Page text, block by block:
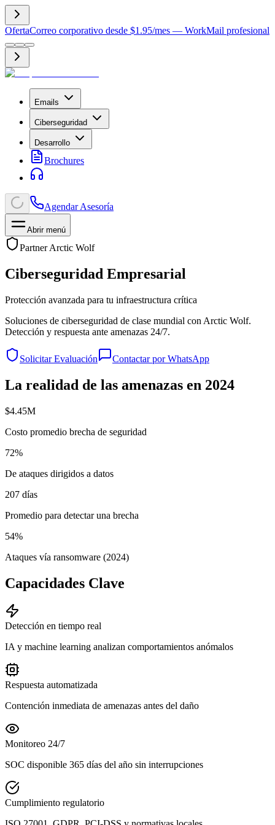
OfertaCorreo corporativo desde $1.95/mes — WorkMail profesional
Emails
Ciberseguridad
Desarrollo
Brochures
Agendar Asesoría
Abrir menú
Partner Arctic Wolf
Ciberseguridad Empresarial
Protección avanzada para tu infraestructura crítica
Soluciones de ciberseguridad de clase mundial con Arctic Wolf.
Detección y respuesta ante amenazas 24/7.
Solicitar Evaluación Contactar por WhatsApp
La realidad de las amenazas en 2024
$4.45M
Costo promedio brecha de seguridad
72%
De ataques dirigidos a datos
207 días
Promedio para detectar una brecha
54%
Ataques vía ransomware (2024)
Capacidades Clave
Detección en tiempo real
IA y machine learning analizan comportamientos anómalos
Respuesta automatizada
Contención inmediata de amenazas antes del daño
Monitoreo 24/7
SOC disponible 365 días del año sin interrupciones
Cumplimiento regulatorio